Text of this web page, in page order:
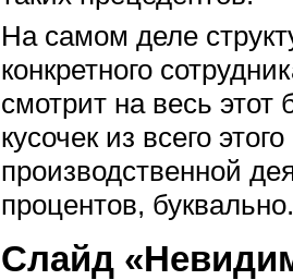
На самом деле
конкретного
смотрит на весь этот
кусочек из всего
производственной
процентов, буквально.
Слайд